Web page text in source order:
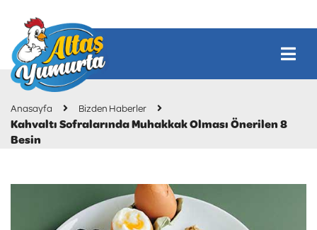
Anasayfa Bizden Haberler
Kahvaltı Sofralarında Muhakkak Olması Önerilen 8
Besin